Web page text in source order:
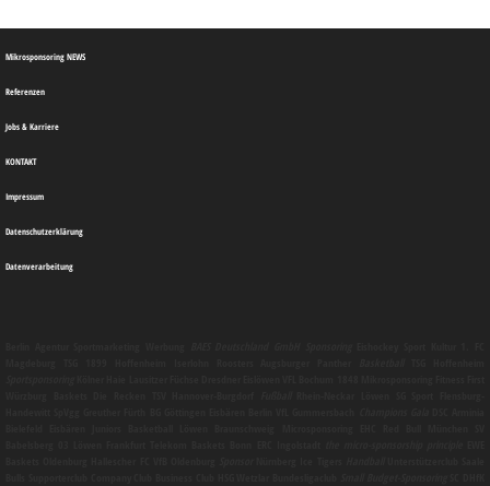
Mikrosponsoring NEWS
Referenzen
Jobs & Karriere
KONTAKT
Impressum
Datenschutzerklärung
Datenverarbeitung